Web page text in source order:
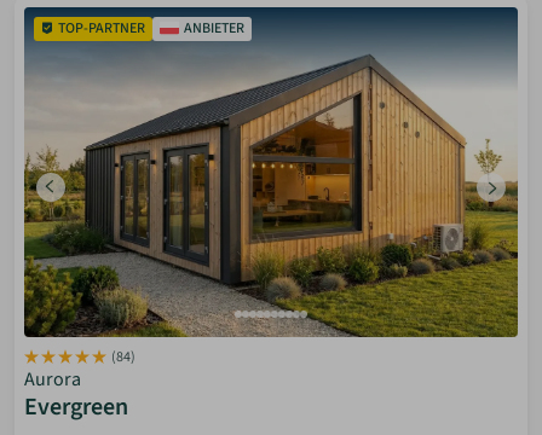
TOP-PARTNER ANBIETER
(84)
Aurora
Evergreen